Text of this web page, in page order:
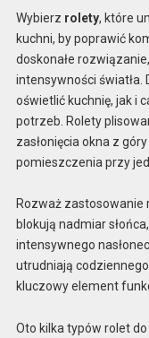
Wybierz rolety, które
kuchni, by poprawić
doskonałe
intensywności światła.
oświetlić kuchnię, jak i
potrzeb. Rolety
zasłonięcia okna z
pomieszczenia przy
Rozważ zastosowanie
blokują nadmiar
intensywnego
utrudniają
kluczowy element
Oto kilka typów rolet